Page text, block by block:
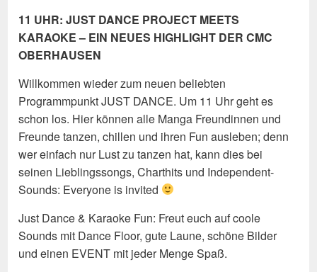
11 UHR: JUST DANCE PROJECT MEETS
KARAOKE – EIN NEUES HIGHLIGHT DER CMC
OBERHAUSEN
Willkommen wieder zum neuen beliebten
Programmpunkt JUST DANCE. Um 11 Uhr geht es
schon los. Hier können alle Manga Freundinnen und
Freunde tanzen, chillen und ihren Fun ausleben; denn
wer einfach nur Lust zu tanzen hat, kann dies bei
seinen Lieblingssongs, Charthits und Independent-
Sounds: Everyone is invited
Just Dance & Karaoke Fun: Freut euch auf coole
Sounds mit Dance Floor, gute Laune, schöne Bilder
und einen EVENT mit jeder Menge Spaß.